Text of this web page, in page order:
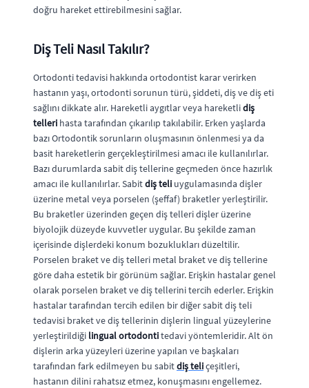
doğru hareket ettirebilmesini sağlar.
Diş Teli Nasıl Takılır?
Ortodonti tedavisi hakkında ortodontist karar verirken
hastanın yaşı, ortodonti sorunun türü, şiddeti, diş ve diş eti
sağlını dikkate alır. Hareketli aygıtlar veya hareketlidiş
telleri hasta tarafından çıkarılıp takılabilir. Erken yaşlarda
bazı Ortodontik sorunların oluşmasının önlenmesi ya da
basit hareketlerin gerçekleştirilmesi amacı ile kullanılırlar.
Bazı durumlarda sabit diş tellerine geçmeden önce hazırlık
amacı ile kullanılırlar. Sabitdiş teli uygulamasında dişler
üzerine metal veya porselen (şeffaf) braketler yerleştirilir.
Bu braketler üzerinden geçen diş telleri dişler üzerine
biyolojik düzeyde kuvvetler uygular. Bu şekilde zaman
içerisinde dişlerdeki konum bozuklukları düzeltilir.
Porselen braket ve diş telleri metal braket ve diş tellerine
göre daha estetik bir görünüm sağlar. Erişkin hastalar genel
olarak porselen braket ve diş tellerini tercih ederler. Erişkin
hastalar tarafından tercih edilen bir diğer sabit diş teli
tedavisi braket ve diş tellerinin dişlerin lingual yüzeylerine
yerleştirildiği lingual ortodontitedavi yöntemleridir. Alt ön
dişlerin arka yüzeyleri üzerine yapılan ve başkaları
tarafından fark edilmeyen bu sabitdiş teliçeşitleri,
hastanın dilini rahatsız etmez, konuşmasını engellemez.